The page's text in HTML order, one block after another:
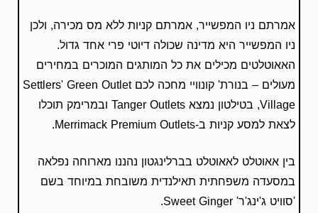
אמרתם ניו המפשייר, אמרתם קניות ללא מס מכירה, ולכן
ניו המפשייר היא מדינה שכולה דיוטי פרי אחד גדול.
האאוטלטים מכילים את כל המותגים המוכרים במחירים
מעולים – בנורת' קונוויי מחכה לכם Settlers' Green Outlet
Village, בטילטון נמצא Tanger Outlets ובמרימק תוכלו
לצאת למסע קניות ב-Merrimack Premium Outlets.
בין אאוטלט לאאוטלט בברלינגטון נהננו מארוחה נפלאה
במסעדה משפחתית תאילנדית משובחת במיוחד בשם
'סוויט ג'ינג'ר' Sweet Ginger.